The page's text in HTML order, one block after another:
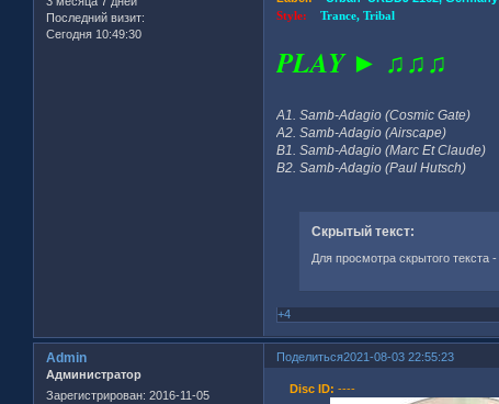
Последний визит:
Сегодня 10:49:30
Style:Trance, Tribal
PLAY ► ♫♫♫
A1. Samb-Adagio (Cosmic Gate)
A2. Samb-Adagio (Airscape)
B1. Samb-Adagio (Marc Et Claude)
B2. Samb-Adagio (Paul Hutsch)
Скрытый текст:
Для просмотра скрытого текста -
+4
Поделиться2021-08-03 22:55:23
Admin
Администратор
Зарегистрирован: 2016-11-05
Disc ID: ----